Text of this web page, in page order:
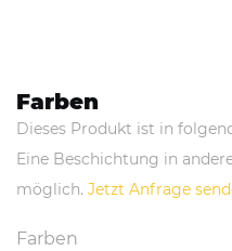
Farben
Dieses Produkt ist in
Eine Beschichtung in
möglich. Jetzt Anfrage
Farben